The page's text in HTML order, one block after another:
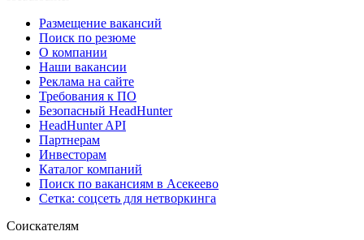
Размещение вакансий
Поиск по резюме
О компании
Наши вакансии
Реклама на сайте
Требования к ПО
Безопасный HeadHunter
HeadHunter API
Партнерам
Инвесторам
Каталог компаний
Поиск по вакансиям в Асекеево
Сетка: соцсеть для нетворкинга
Соискателям